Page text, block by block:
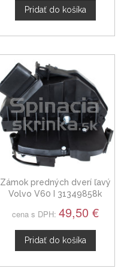
Pridať do košíka
Zámok predných dverí ľavý
Volvo V60 I 31349858k
cena s DPH: 49,50 €
Pridať do košíka